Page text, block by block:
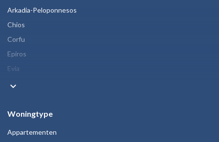
Arkadia-Peloponnesos
Chios
Corfu
Epiros
Evia
keyboard_arrow_down
Woningtype
Appartementen